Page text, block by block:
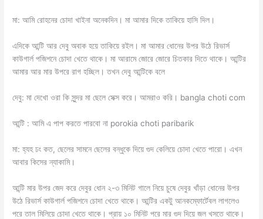
মা: আমি রোহনের চোদা খাইনা অনেকদিন। মা আমার দিকে তাকিয়ে হাসি দিল।
এদিকে আন্টি আর দেবু অবাক হয়ে তাকিয়ে রইল। মা আমার ধোনের উপর উঠে রিভার্স
কাউগার্ল পজিশনে চোদা খেতে থাকে। মা আরামে জোরে জোরে চিতকার দিতে থাকে। আন্টির
আমার আর মার উপরে রাগ হচ্ছিল। তখন দেবু আন্টিকে বলে
দেবু: মা দেখো ওরা কি সুন্দর মা ছেলে সেক্স করে। আমরাও করি। bangla choti com
আন্টি : আমি এ পাপ করতে পারবো না porokia choti paribarik
মা: হ্যহ ঢং কত, ছেলের সামনে ছেলের বন্ধুকে দিয়ে গুদ কেলিয়ে চোদা খেতে পারো। এখন
আবার কিসের ন্যাকামি।
আন্টি মার উপর জেদ করে দেবুর ধোন ২-৩ মিনিট গালে নিয়ে চুষে দেবুর খাঁড়া ধোনের উপর
উঠে রিভার্স কাউগার্ল পজিশনে চোদা খেতে থাকে। আন্টির একটু আনকম্ফোর্টেবল লাগলেও
পরে তাল মিলিয়ে চোদা খেতে থাকে। প্রায় ১০ মিনিট পরে মার গুদ দিয়ে জল খসতে থাকে।